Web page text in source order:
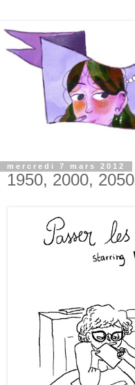
mercredi 7 mars 2012
1950, 2000, 2050